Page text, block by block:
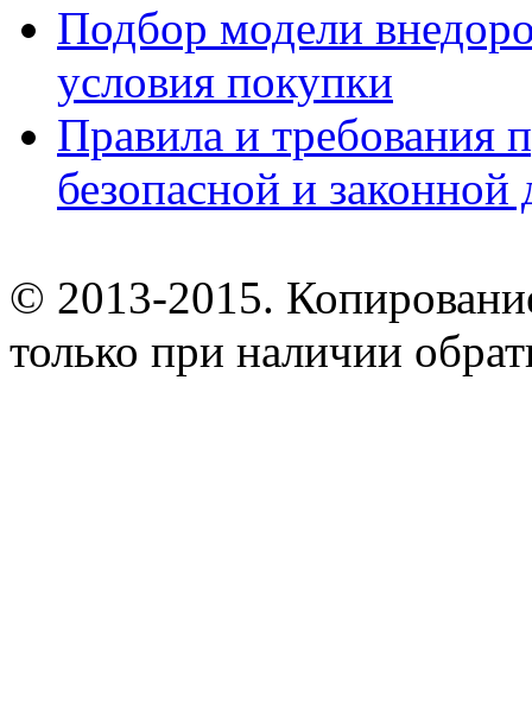
Подбор модели
условия покупки
Правила и требования
безопасной и законной
© 2013-2015.
только при наличии